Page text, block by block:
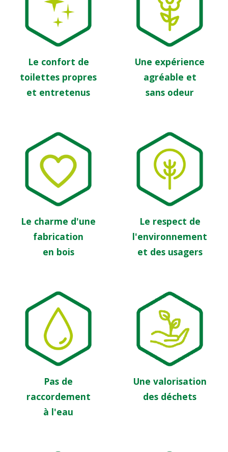
Le confort de
toilettes propres
et entretenus
Une expérience
agréable et
sans odeur
Le charme d'une
fabrication
en bois
Le respect de
l'environnement
et des usagers
Pas de
raccordement
à l'eau
Une valorisation
des déchets